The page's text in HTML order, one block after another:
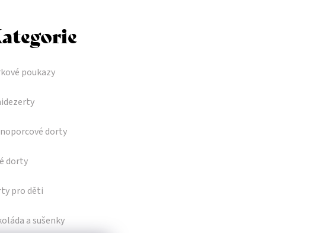
poukazy
dorty
dorty
pro děti
a sušenky